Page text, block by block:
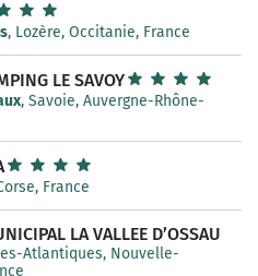
, Lozère, Occitanie, France
LE SAVOY
, Savoie, Auvergne-Rhône-
France
LA VALLEE D’OSSAU
Atlantiques, Nouvelle-